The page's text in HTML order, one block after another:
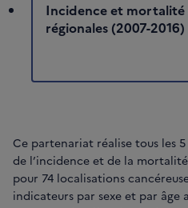
Incidence et
régionales (2007-2016)
Ce partenariat réalise tous les
de l’incidence et de la
pour 74 localisations
indicateurs par sexe et par